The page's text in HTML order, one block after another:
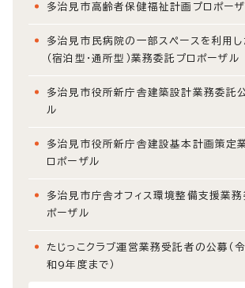
多治見市高齢者保健福祉計画プロポー
多治見市民病院の一部スペースを利用し
（宿泊型・通所型）業務委託プロポーザル
多治見市役所新庁舎建築設計業務委託
ル
多治見市役所新庁舎建設基本計画策定
ロポーザル
多治見市庁舎オフィス環境整備支援業
ポーザル
たじっこクラブ運営業務受託者の公募（
和9年度まで）